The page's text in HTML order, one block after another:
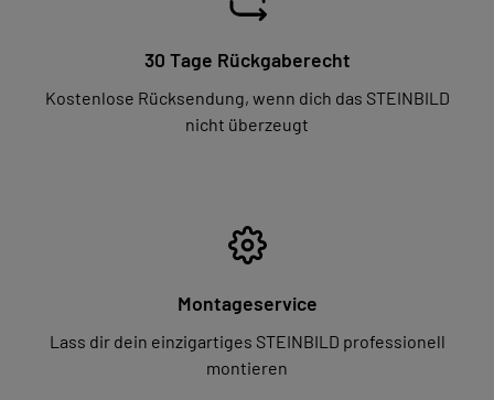
30 Tage Rückgaberecht
Kostenlose Rücksendung, wenn dich das STEINBILD
nicht überzeugt
Montageservice
Lass dir dein einzigartiges STEINBILD professionell
montieren